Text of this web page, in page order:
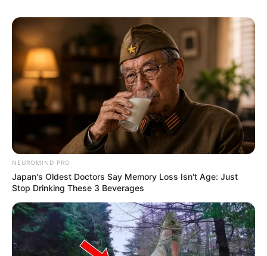
NEUROMIND PRO
Japan's Oldest Doctors Say Memory Loss Isn't Age: Just
Stop Drinking These 3 Beverages